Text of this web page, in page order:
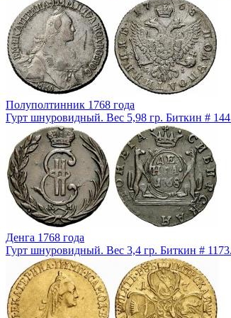
Полуполтинник 1768 года
Гурт шнуровидный. Вес 5,98 гр. Биткин #
Денга 1768 года
Гурт шнуровидный. Вес 3,4 гр. Биткин #